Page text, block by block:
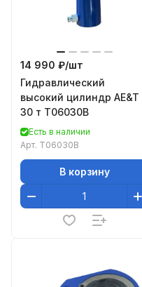
14 990 ₽/шт
Гидравлический
высокий цилиндр AE&T
30 т T06030B
Есть в наличии
Арт. T06030B
В корзину